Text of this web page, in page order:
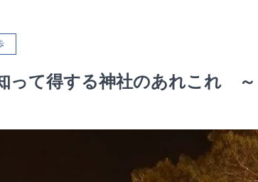
って得する神社のあれこれ